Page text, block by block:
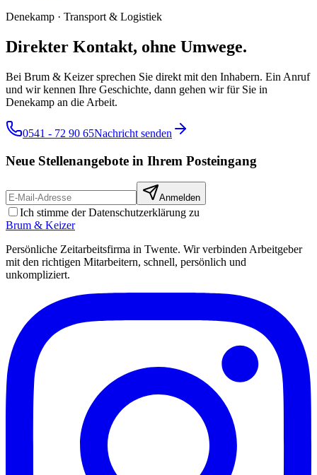
Denekamp · Transport & Logistiek
Direkter Kontakt, ohne Umwege.
Bei Brum & Keizer sprechen Sie direkt mit den Inhabern. Ein Anruf
und wir kennen Ihre Geschichte, dann gehen wir für Sie in
Denekamp an die Arbeit.
0541 - 72 90 65Nachricht senden
Neue Stellenangebote in Ihrem Posteingang
Anmelden
Ich stimme der Datenschutzerklärung zu
Brum & Keizer
Persönliche Zeitarbeitsfirma in Twente. Wir verbinden Arbeitgeber
mit den richtigen Mitarbeitern, schnell, persönlich und
unkompliziert.